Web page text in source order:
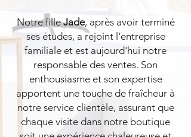
Notre filleJade, après avoir terminé
ses études, a rejoint l'entreprise
familiale et est aujourd'hui notre
responsable des ventes. Son
enthousiasme et son expertise
apportent une touche de fraîcheur à
notre service clientèle, assurant que
chaque visite dans notre boutique